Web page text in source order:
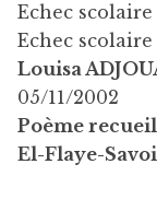
Echec scolaire
Echec scolaire
Louisa
05/11/2002
Poème
El-Flaye-